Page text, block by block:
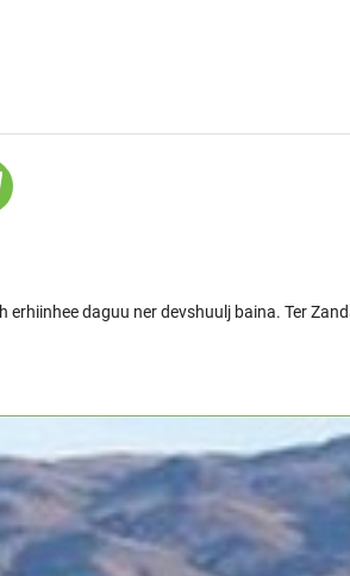
daguu ner devshuulj baina. Ter